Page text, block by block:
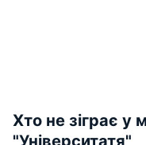
Хто не зіграє у
"Університатя"